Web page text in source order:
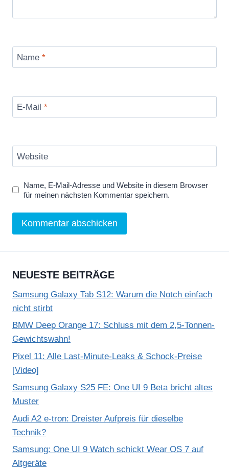
Name *
E-Mail *
Website
Name, E-Mail-Adresse und Website in diesem Browser
für meinen nächsten Kommentar speichern.
NEUESTE BEITRÄGE
Samsung Galaxy Tab S12: Warum die Notch einfach
nicht stirbt
BMW Deep Orange 17: Schluss mit dem 2,5-Tonnen-
Gewichtswahn!
Pixel 11: Alle Last-Minute-Leaks & Schock-Preise
[Video]
Samsung Galaxy S25 FE: One UI 9 Beta bricht altes
Muster
Audi A2 e-tron: Dreister Aufpreis für dieselbe
Technik?
Samsung: One UI 9 Watch schickt Wear OS 7 auf
Altgeräte